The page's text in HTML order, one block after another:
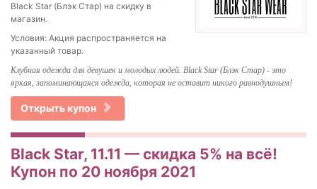
Black Star (Блэк Стар) на скидку в
магазин.
Условия: Акция распространяется на
указанный товар.
Клубная одежда для девушек и молодых людей. Black Star (Блэк Стар) - это
яркая, запоминающаяся одежда, которая не оставит никого равнодушным!
Открыть купон
Black Star, 11.11 — скидка 5% на всё!
Купон по 20 ноября 2021